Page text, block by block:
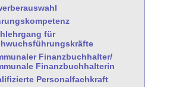
für
Finanzbuchhalter/
Finanzbuchhalterin
Personalfachkraft